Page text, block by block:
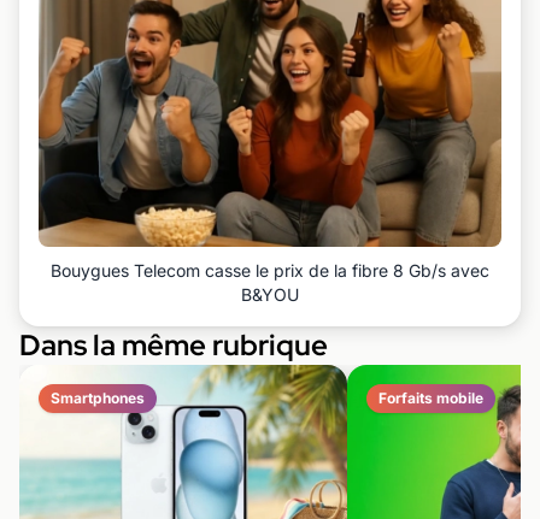
Bouygues Telecom casse le prix de la fibre 8 Gb/s avec
B&YOU
Dans la même rubrique
Smartphones Forfaits mobile